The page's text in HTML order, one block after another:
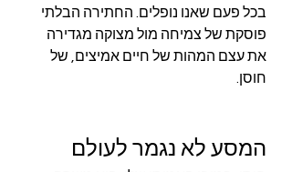
בכל פעם שאנו נופלים. החתירה הבלתי
פוסקת של צמיחה מול מצוקה מגדירה
את עצם המהות של חיים אמיצים, של
חוסן.
המסע לא נגמר לעולם